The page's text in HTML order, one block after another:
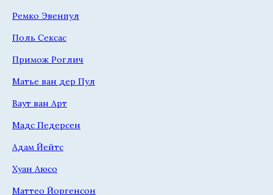
Ремко Эвенпул
Поль Сексас
Примож Роглич
Матье ван дер Пул
Ваут ван Арт
Мадс Педерсен
Адам Йейтс
Хуан Аюсо
Маттео Йоргенсон